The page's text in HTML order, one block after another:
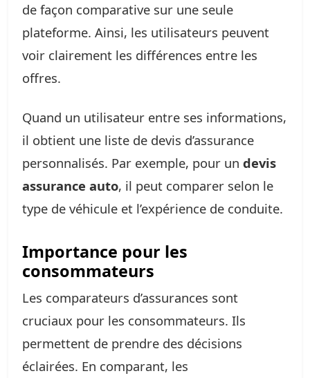
de façon comparative sur une seule
plateforme. Ainsi, les utilisateurs peuvent
voir clairement les différences entre les
offres.
Quand un utilisateur entre ses informations,
il obtient une liste de devis d’assurance
personnalisés. Par exemple, pour un devis
assurance auto, il peut comparer selon le
type de véhicule et l’expérience de conduite.
Importance pour les
consommateurs
Les comparateurs d’assurances sont
cruciaux pour les consommateurs. Ils
permettent de prendre des décisions
éclairées. En comparant, les